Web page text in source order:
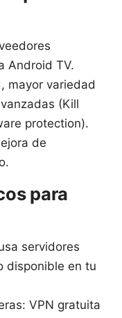
Android TV.
mayor variedad
(Kill
protection).
de
para
servidores
disponible en tu
VPN gratuita